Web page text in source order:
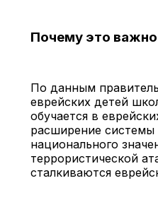
Почему это важно
По данным
еврейских детей
обучается в
расширение системы
национального
террористической
сталкиваются